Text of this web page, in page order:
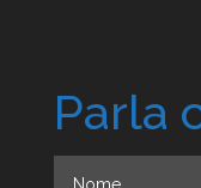
Parla